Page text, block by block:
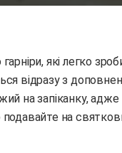
відразу з
на запіканку,
на